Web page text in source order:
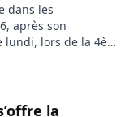
dans les
après son
lundi, lors de la 4è
pas dans sa
2026. Les
la